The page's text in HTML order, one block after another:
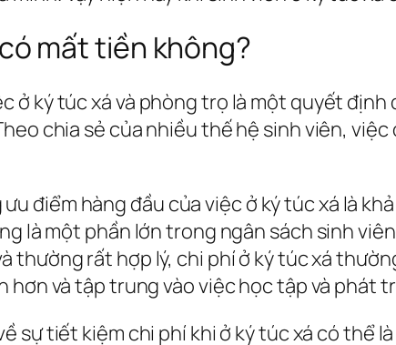
mất tiền không?
ở ký túc xá và phòng trọ là một quyết
chia sẻ của nhiều thế hệ sinh viên,
điểm hàng đầu của việc ở ký túc xá là
là một phần lớn trong ngân sách sinh
thường rất hợp lý, chi phí ở ký túc xá
hơn và tập trung vào việc học tập và phát
sự tiết kiệm chi phí khi ở ký túc xá có thể